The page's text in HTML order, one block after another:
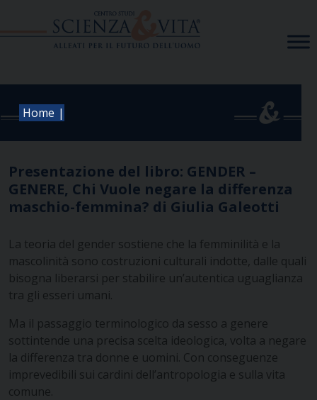
Home |
Presentazione del libro: GENDER –
GENERE, Chi Vuole negare la differenza
maschio-femmina? di Giulia Galeotti
La teoria del gender sostiene che la femminilità e la
mascolinità sono costruzioni culturali indotte, dalle quali
bisogna liberarsi per stabilire un’autentica uguaglianza
tra gli esseri umani.
Ma il passaggio terminologico da sesso a genere
sottintende una precisa scelta ideologica, volta a negare
la differenza tra donne e uomini. Con conseguenze
imprevedibili sui cardini dell’antropologia e sulla vita
comune.